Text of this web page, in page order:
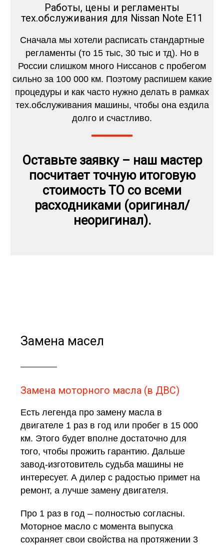
Работы, цены и регламенты
тех.обслуживания для Nissan Note E11
Сначала мы хотели расписать стандартные
регламенты (то 15 тыс, 30 тыс и тд). Но в
России слишком много Ниссанов с пробегом
сильно за 100 000 км. Поэтому распишем какие
процедуры и как часто нужно делать в рамках
тех.обслуживания машины, чтобы она ездила
долго и счастливо.
Оставьте заявку – наш мастер
посчитает точную итоговую
стоимость ТО со всеми
расходниками (оригинал/
неоригинал).
Замена масел
Замена моторного масла (в ДВС)
Есть легенда про замену масла в
двигателе 1 раз в год или пробег в 15 000
км. Этого будет вполне достаточно для
того, чтобы прожить гарантию. Дальше
завод-изготовитель судьба машины не
интересует. А дилер с радостью примет на
ремонт, а лучше замену двигателя.
Про 1 раз в год – полностью согласны.
Моторное масло с момента выпуска
сохраняет свои свойства на протяжении 3